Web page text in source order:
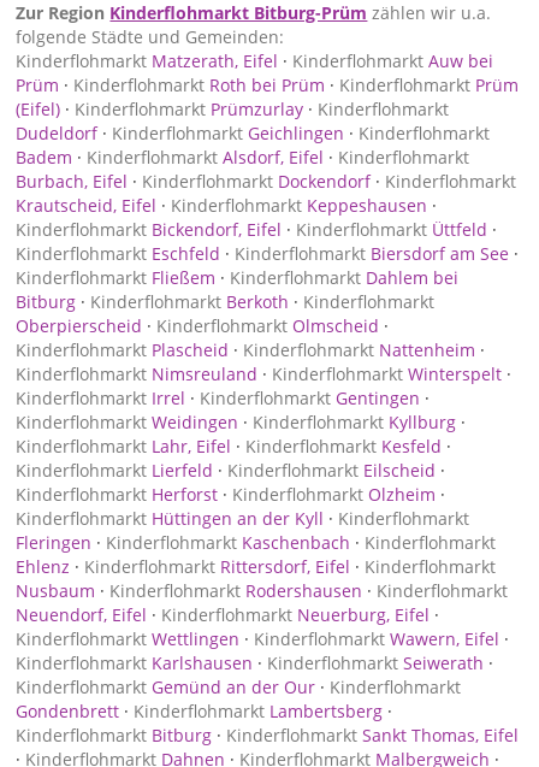
Zur Region Kinderflohmarkt Bitburg-Prüm zählen wir u.a.
folgende Städte und Gemeinden:
Kinderflohmarkt Matzerath, Eifel · Kinderflohmarkt Auw bei
Prüm · Kinderflohmarkt Roth bei Prüm · Kinderflohmarkt Prüm
(Eifel) · Kinderflohmarkt Prümzurlay · Kinderflohmarkt
Dudeldorf· Kinderflohmarkt Geichlingen · Kinderflohmarkt
Badem · Kinderflohmarkt Alsdorf, Eifel · Kinderflohmarkt
Burbach, Eifel · Kinderflohmarkt Dockendorf· Kinderflohmarkt
Krautscheid, Eifel · Kinderflohmarkt Keppeshausen ·
Kinderflohmarkt Bickendorf, Eifel · Kinderflohmarkt Üttfeld ·
Kinderflohmarkt Eschfeld · Kinderflohmarkt Biersdorf am See ·
Kinderflohmarkt Fließem · Kinderflohmarkt Dahlem bei
Bitburg · Kinderflohmarkt Berkoth · Kinderflohmarkt
Oberpierscheid · Kinderflohmarkt Olmscheid ·
Kinderflohmarkt Plascheid · Kinderflohmarkt Nattenheim ·
Kinderflohmarkt Nimsreuland · Kinderflohmarkt Winterspelt ·
Kinderflohmarkt Irrel · Kinderflohmarkt Gentingen ·
Kinderflohmarkt Weidingen · Kinderflohmarkt Kyllburg ·
Kinderflohmarkt Lahr, Eifel · Kinderflohmarkt Kesfeld ·
Kinderflohmarkt Lierfeld · Kinderflohmarkt Eilscheid ·
Kinderflohmarkt Herforst · Kinderflohmarkt Olzheim ·
Kinderflohmarkt Hüttingen an der Kyll · Kinderflohmarkt
Fleringen · Kinderflohmarkt Kaschenbach · Kinderflohmarkt
Ehlenz · Kinderflohmarkt Rittersdorf, Eifel · Kinderflohmarkt
Nusbaum · Kinderflohmarkt Rodershausen · Kinderflohmarkt
Neuendorf, Eifel · Kinderflohmarkt Neuerburg, Eifel ·
Kinderflohmarkt Wettlingen · Kinderflohmarkt Wawern, Eifel ·
Kinderflohmarkt Karlshausen · Kinderflohmarkt Seiwerath ·
Kinderflohmarkt Gemünd an der Our · Kinderflohmarkt
Gondenbrett · Kinderflohmarkt Lambertsberg ·
Kinderflohmarkt Bitburg · Kinderflohmarkt Sankt Thomas, Eifel
· Kinderflohmarkt Dahnen · Kinderflohmarkt Malbergweich ·